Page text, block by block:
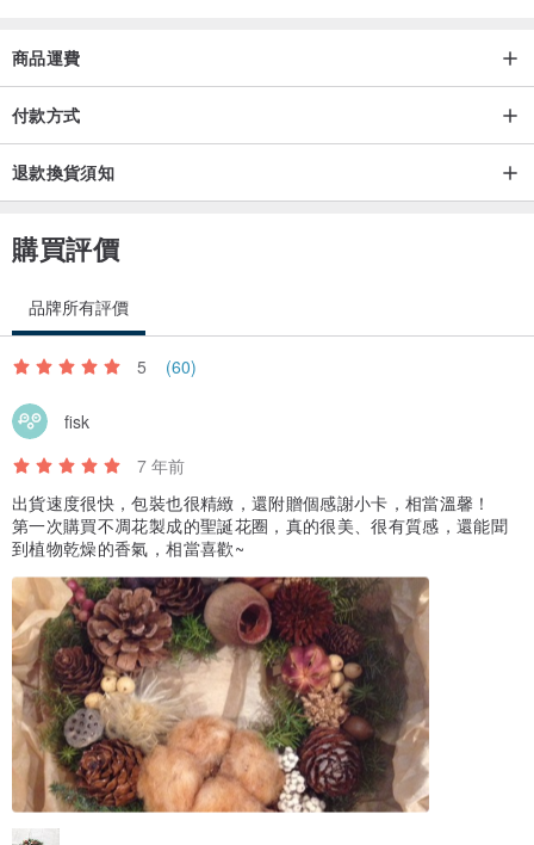
商品運費
付款方式
退款換貨須知
購買評價
品牌所有評價
5 (60)
fisk
7 年前
出貨速度很快，包裝也很精緻，還附贈個感謝小卡，相當溫馨！
第一次購買不凋花製成的聖誕花圈，真的很美、很有質感，還能聞
到植物乾燥的香氣，相當喜歡~